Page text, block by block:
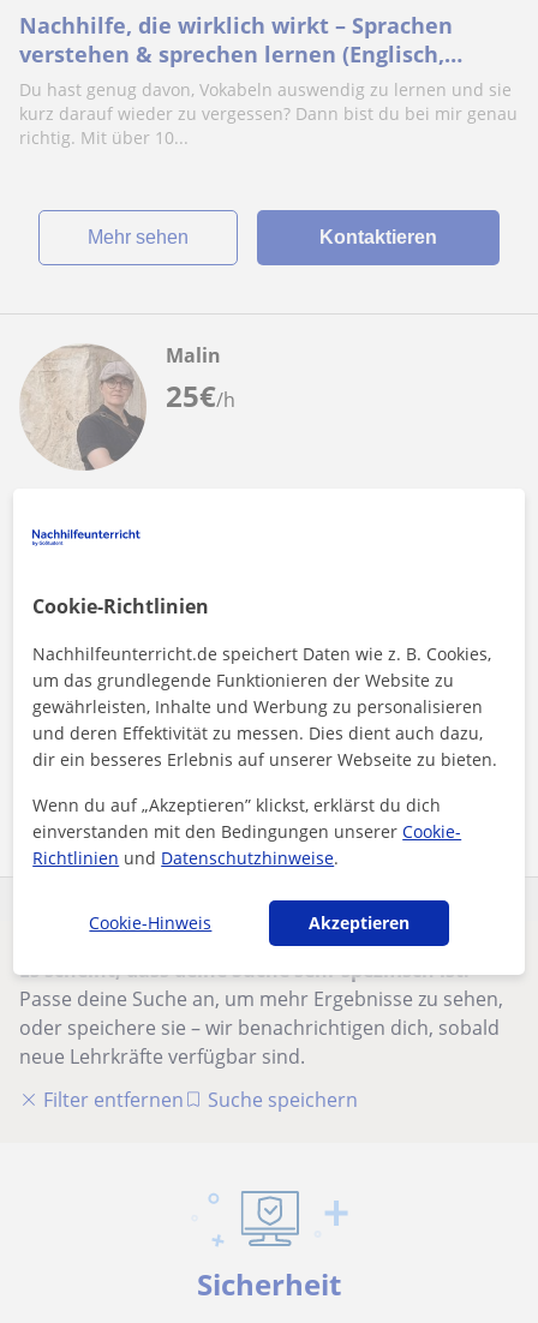
Nachhilfe, die wirklich wirkt – Sprachen
verstehen & sprechen lernen (Englisch,
Deutsch, Französisch, Spanisch, Schwedisch)
Du hast genug davon, Vokabeln auswendig zu lernen und sie
kurz darauf wieder zu vergessen? Dann bist du bei mir genau
richtig. Mit über 10...
Mehr sehen Kontaktieren
25€/h
Malin
Schwedisch
Altersgruppen. Tutor in Philosophie, Finnisch,
und Schwedisch.
Ich habe vielseitige Unterrichtserfahrung in Englisch, Kunst,
Philosophie sowie Schwedisch und Finnisch für Kinder
unterschiedlichen Alters...
Mehr sehen Kontaktieren
Es scheint, dass deine Suche sehr spezifisch ist.
Passe deine Suche an, um mehr Ergebnisse zu sehen,
oder speichere sie – wir benachrichtigen dich, sobald
neue Lehrkräfte verfügbar sind.
Filter entfernen
Suche speichern
Sicherheit
Cookie-Richtlinien
Nachhilfeunterricht.de speichert Daten wie z. B. Cookies,
um das grundlegende Funktionieren der Website zu
gewährleisten, Inhalte und Werbung zu personalisieren
und deren Effektivität zu messen. Dies dient auch dazu,
dir ein besseres Erlebnis auf unserer Webseite zu bieten.
Wenn du auf „Akzeptieren” klickst, erklärst du dich
einverstanden mit den Bedingungen unsererCookie-
Richtlinien und Datenschutzhinweise.
Cookie-Hinweis Akzeptieren